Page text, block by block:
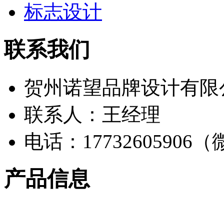
标志设计
联系我们
贺州诺望品牌设计有限
联系人：王经理
电话：17732605906（
产品信息